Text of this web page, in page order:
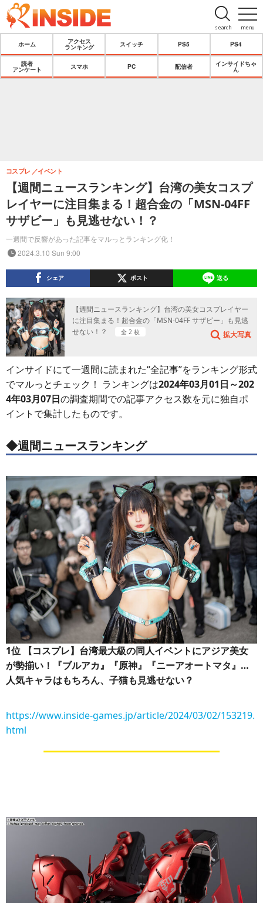
menu
search
ホーム
アクセス
ランキング
スイッチ PS5 PS4
読者
アンケート
スマホ PC 配信者
インサイドちゃ
ん
【週間ニュースランキング】台湾の美女コスプ
レイヤーに注目集まる！超合金の「MSN-04FF
サザビー」も見逃せない！？
一週間で反響があった記事をマルっとランキング化！
コスプレ イベント
2024.3.10 Sun 9:00
シェア ポスト 送る
【週間ニュースランキング】台湾の美女コスプレイヤー
に注目集まる！超合金の「MSN-04FF サザビー」も見逃
せない！？
全 2 枚 拡大写真
インサイドにて一週間に読まれた“全記事”をランキング形式
でマルっとチェック！ ランキングは2024年03月01日～202
4年03月07日の調査期間での記事アクセス数を元に独自ポ
イントで集計したものです。
◆週間ニュースランキング
1位 【コスプレ】台湾最大級の同人イベントにアジア美女
が勢揃い！『ブルアカ』『原神』『ニーアオートマタ』…
人気キャラはもちろん、子猫も見逃せない？
https://www.inside-games.jp/article/2024/03/02/153219.
html